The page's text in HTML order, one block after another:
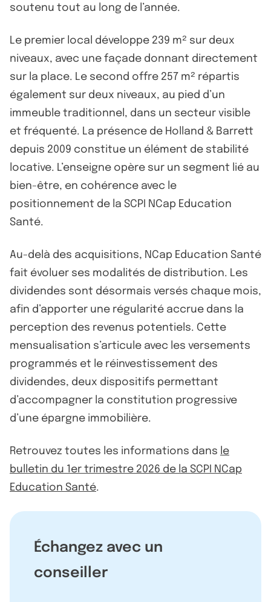
soutenu tout au long de l’année.
Le premier local développe 239 m² sur deux
niveaux, avec une façade donnant directement
sur la place. Le second offre 257 m² répartis
également sur deux niveaux, au pied d’un
immeuble traditionnel, dans un secteur visible
et fréquenté. La présence de Holland & Barrett
depuis 2009 constitue un élément de stabilité
locative. L’enseigne opère sur un segment lié au
bien-être, en cohérence avec le
positionnement de la SCPI NCap Education
Santé.
Au-delà des acquisitions, NCap Education Santé
fait évoluer ses modalités de distribution. Les
dividendes sont désormais versés chaque mois,
afin d’apporter une régularité accrue dans la
perception des revenus potentiels. Cette
mensualisation s’articule avec les versements
programmés et le réinvestissement des
dividendes, deux dispositifs permettant
d’accompagner la constitution progressive
d’une épargne immobilière.
Retrouvez toutes les informations dans le
bulletin du 1er trimestre 2026 de la SCPI NCap
Education Santé.
Échangez avec un
conseiller